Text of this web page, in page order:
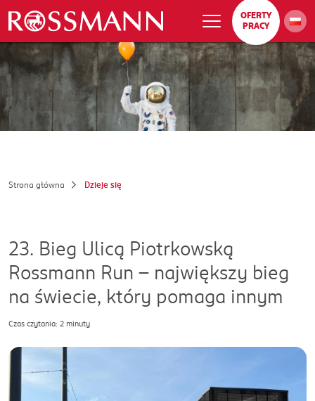
OFERTY
PRACY
Strona główna Dzieje się
23. Bieg Ulicą Piotrkowską
Rossmann Run - największy bieg
na świecie, który pomaga innym
Czas czytania: 2 minuty